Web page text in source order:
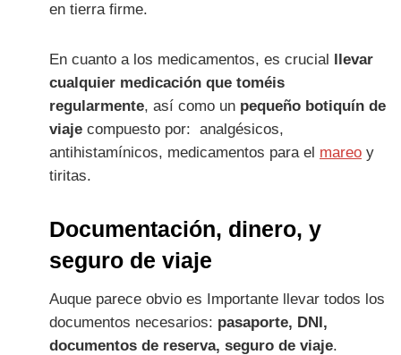
en tierra firme.
En cuanto a los medicamentos, es crucial llevar
cualquier medicación que toméis
regularmente, así como un pequeño botiquín de
viaje compuesto por: analgésicos,
antihistamínicos, medicamentos para el mareo y
tiritas.
Documentación, dinero, y
seguro de viaje
Auque parece obvio es Importante llevar todos los
documentos necesarios: pasaporte, DNI,
documentos de reserva, seguro de viaje.